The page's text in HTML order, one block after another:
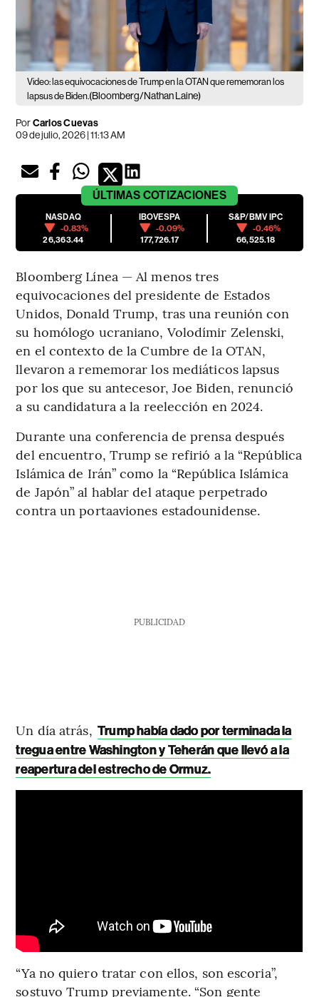
Video: las equivocaciones de Trump en la OTAN que rememoran los
lapsus de Biden.(Bloomberg/Nathan Laine)
PorCarlos Cuevas
09 de julio, 2026 | 11:13 AM
ÚLTIMAS COTIZACIONES
NASDAQ
-0.83%
26,363.44
IBOVESPA
-0.09%
177,726.17
S&P/BMV IPC
-0.46%
66,525.18
Bloomberg Línea — Al menos tres
equivocaciones del presidente de Estados
Unidos, Donald Trump, tras una reunión con
su homólogo ucraniano, Volodímir Zelenski,
en el contexto de la Cumbre de la OTAN,
llevaron a rememorar los mediáticos lapsus
por los que su antecesor, Joe Biden, renunció
a su candidatura a la reelección en 2024.
Durante una conferencia de prensa después
del encuentro, Trump se refirió a la “República
Islámica de Irán” como la “República Islámica
de Japón” al hablar del ataque perpetrado
contra un portaaviones estadounidense.
PUBLICIDAD
Un día atrás, Trump había dado por terminada la
tregua entre Washington y Teherán que llevó a la
reapertura del estrecho de Ormuz.
“Ya no quiero tratar con ellos, son escoria”,
sostuvo Trump previamente. “Son gente